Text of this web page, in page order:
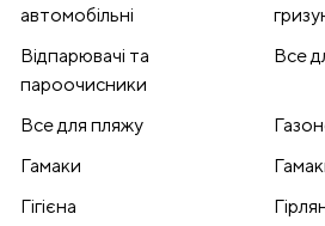
автомобільні
Відпарювачі та
пароочисники
Все
Все для пляжу
Гамаки
Гігієна